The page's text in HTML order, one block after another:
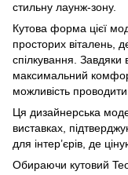
стильну лаунж-зону.
Кутова форма цієї
просторих віталень,
спілкування. Завдяки
максимальний
можливість
Ця дизайнерська
виставках,
для інтер’єрів, де
Обираючи кутовий